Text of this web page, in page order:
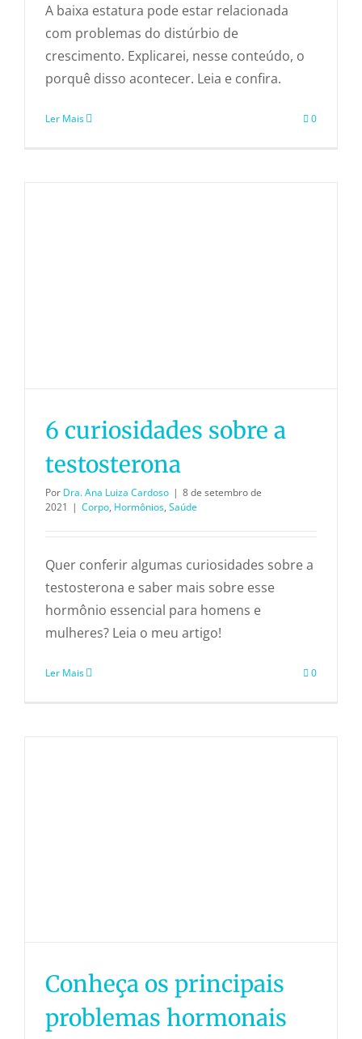
A baixa estatura pode estar relacionada
com problemas do distúrbio de
crescimento. Explicarei, nesse conteúdo, o
porquê disso acontecer. Leia e confira.
Ler Mais 0
6 curiosidades sobre a
testosterona
Por Dra. Ana Luiza Cardoso | 8 de setembro de
2021 | Corpo, Hormônios, Saúde
Quer conferir algumas curiosidades sobre a
testosterona e saber mais sobre esse
hormônio essencial para homens e
mulheres? Leia o meu artigo!
Ler Mais 0
Conheça os principais
problemas hormonais